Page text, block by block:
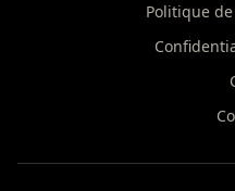
Politique